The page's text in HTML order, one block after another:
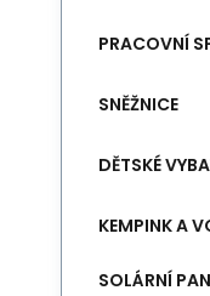
PRACOVNÍ
SNĚŽNICE
DĚTSKÉ
KEMPINK A
SOLÁRNÍ